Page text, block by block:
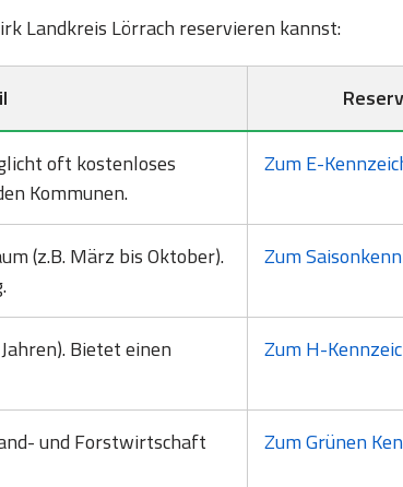
Landkreis Lörrach reservieren kannst:
oft kostenloses
Kommunen.
Zum E-
(z.B. März bis Oktober).
Zum
Bietet einen
Zum H-
und Forstwirtschaft
Zum Grünen